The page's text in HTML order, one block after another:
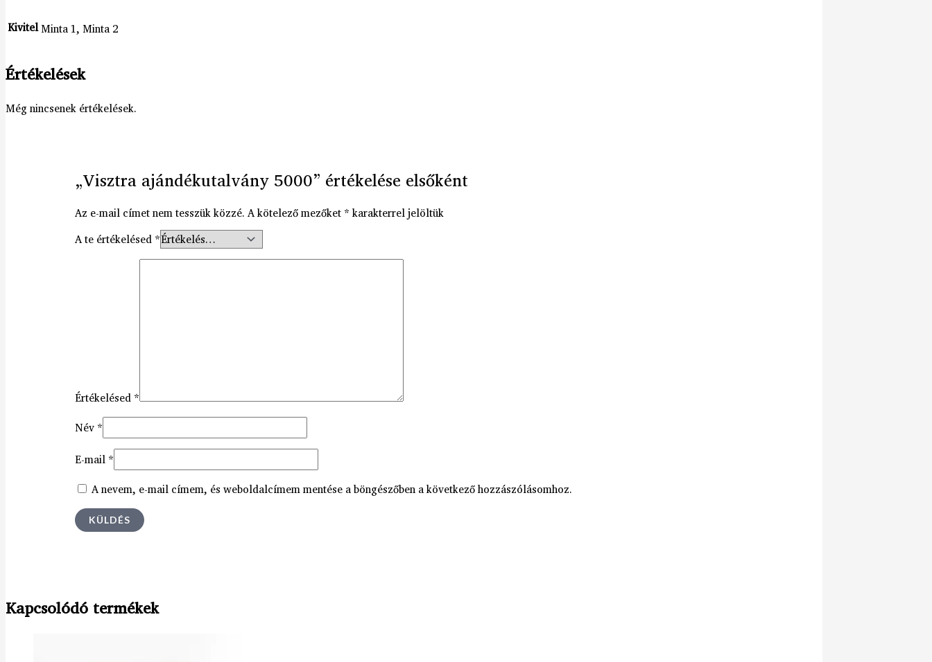
Kivitel Minta 1, Minta 2
Értékelések
Még nincsenek értékelések.
„Visztra ajándékutalvány 5000” értékelése elsőként
Az e-mail címet nem tesszük közzé. A kötelező mezőket * karakterrel jelöltük
A te értékelésed *
Értékelésed *
Név *
E-mail *
A nevem, e-mail címem, és weboldalcímem mentése a böngészőben a következő hozzászólásomhoz.
Kapcsolódó termékek